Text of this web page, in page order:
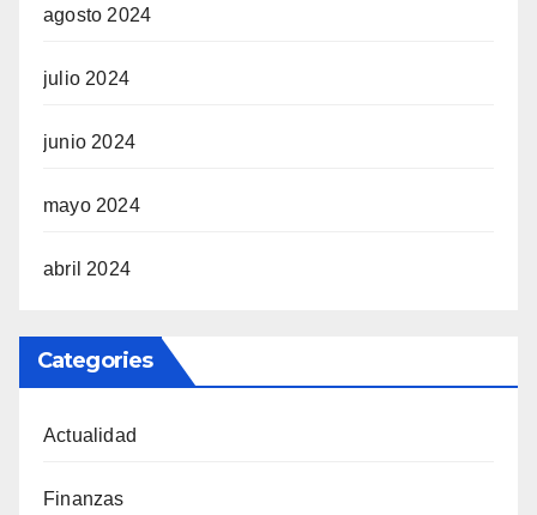
agosto 2024
julio 2024
junio 2024
mayo 2024
abril 2024
Categories
Actualidad
Finanzas